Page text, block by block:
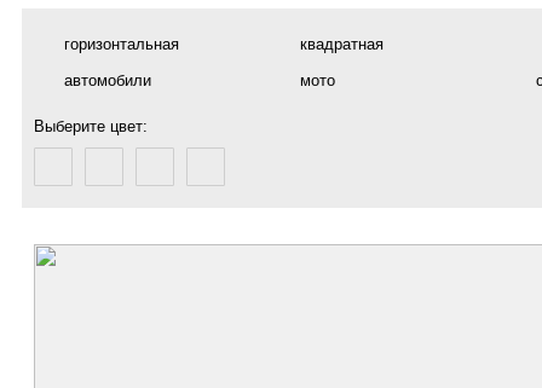
горизонтальная
квадратная
автомобили
мото
Выберите цвет: